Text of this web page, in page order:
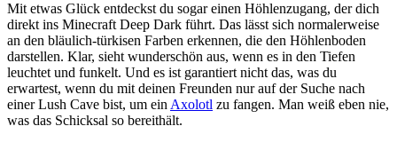
Mit etwas Glück entdeckst du sogar einen Höhlenzugang, der dich
direkt ins Minecraft Deep Dark führt. Das lässt sich normalerweise
an den bläulich-türkisen Farben erkennen, die den Höhlenboden
darstellen. Klar, sieht wunderschön aus, wenn es in den Tiefen
leuchtet und funkelt. Und es ist garantiert nicht das, was du
erwartest, wenn du mit deinen Freunden nur auf der Suche nach
einer Lush Cave bist, um ein Axolotl zu fangen. Man weiß eben nie,
was das Schicksal so bereithält.